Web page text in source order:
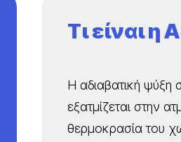
Τι είναι η
Η αδιαβατική ψύξη
εξατμίζεται στην
θερμοκρασία του